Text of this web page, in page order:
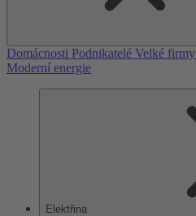
Domácnosti Podnikatelé Velké firmy
Moderní energie
Elektřina